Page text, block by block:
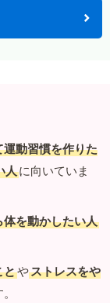
動習慣を作りた
人に向いていま
を動かしたい人
とやストレスをや